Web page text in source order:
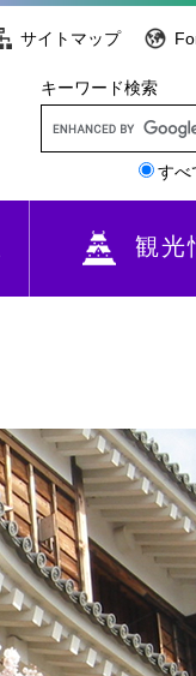
サイトマップ
キーワード検索
すべ
観光